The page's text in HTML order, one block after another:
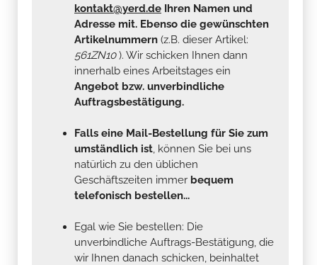
kontakt@yerd.de Ihren Namen und
Adresse mit. Ebenso die gewünschten
Artikelnummern (z.B. dieser Artikel:
561ZN10). Wir schicken Ihnen dann
innerhalb eines Arbeitstages ein
Angebot bzw. unverbindliche
Auftragsbestätigung.
Falls eine Mail-Bestellung für Sie zum
umständlich ist, können Sie bei uns
natürlich zu den üblichen
Geschäftszeiten immer bequem
telefonisch bestellen...
Egal wie Sie bestellen: Die
unverbindliche Auftrags-Bestätigung, die
wir Ihnen danach schicken, beinhaltet